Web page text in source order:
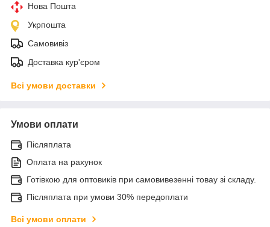
Нова Пошта
Укрпошта
Самовивіз
Доставка кур'єром
Всі умови доставки
Умови оплати
Післяплата
Оплата на рахунок
Готівкою для оптовиків при самовивезенні товау зі складу.
Післяплата при умови 30% передоплати
Всі умови оплати